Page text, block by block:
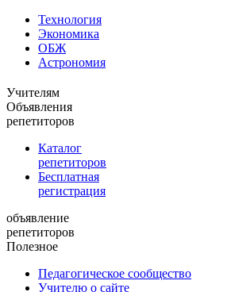
Технология
Экономика
ОБЖ
Астрономия
Учителям
Объявления
репетиторов
Каталог
репетиторов
Бесплатная
регистрация
объявление
репетиторов
Полезное
Педагогическое сообщество
Учителю о сайте